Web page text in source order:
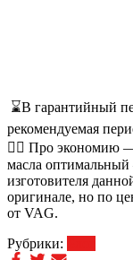
⌛️В гарантийный
рекомендуемая
👌🏻 Про экономию
масла
изготовителя
оригинале, но по
от VAG.
Рубрики: